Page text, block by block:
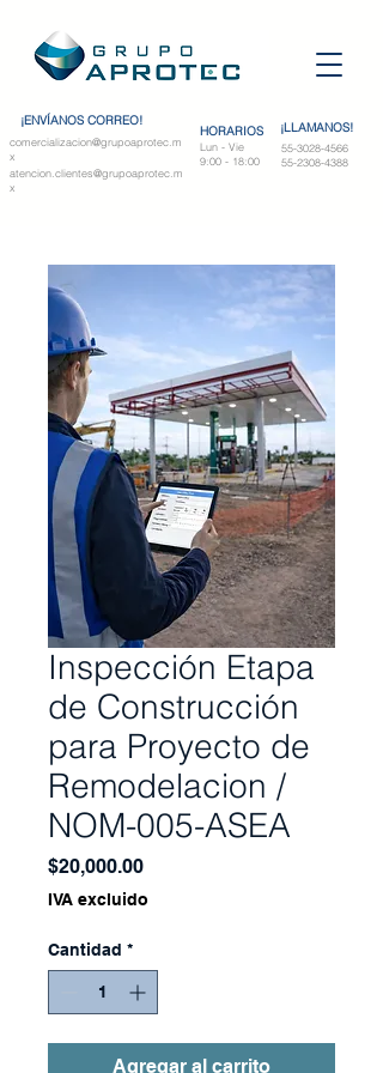
¡ENVÍANOS CORREO!
comercializacion@grupoaprotec.m
x
atencion.clientes@grupoaprotec.m
x
HORARIOS
Lun - Vie
9:00 - 18:00
¡LLAMANOS!
55-3028-4566
55-2308-4388
Inspección Etapa
de Construcción
para Proyecto de
Remodelacion /
NOM-005-ASEA
$20,000.00Precio
IVA excluido
Cantidad *
Agregar al carrito